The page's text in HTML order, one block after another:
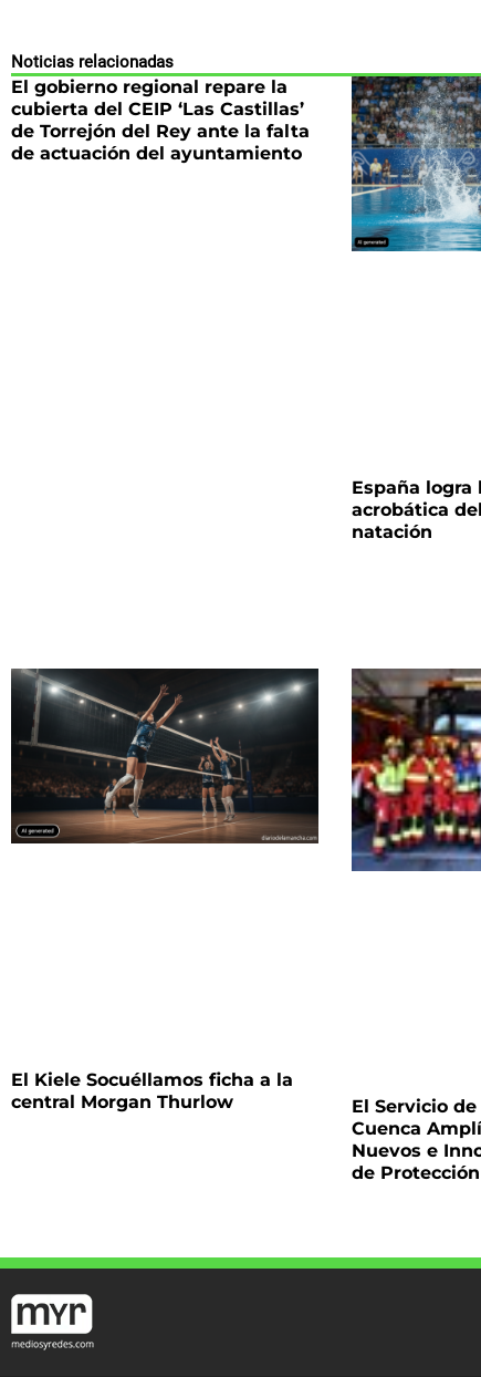
Noticias relacionadas
El gobierno regional repare la
cubierta del CEIP ‘Las Castillas’
de Torrejón del Rey ante la falta
de actuación del ayuntamiento
España
acrobática
natación
El Kiele Socuéllamos ficha a la
central Morgan Thurlow
El Servicio
Cuenca
Nuevos e
de